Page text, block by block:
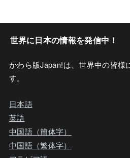
世界に日本の情報を発信中！
かわら版Japan!は、世界中の皆様
す。
日本語
英語
中国語（簡体字）
中国語（繁体字）